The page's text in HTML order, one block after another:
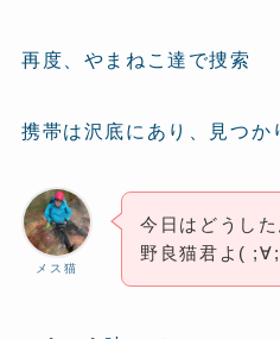
再度、やまねこ達で捜索
携帯は沢底にあり、見つか
メス猫
今日はどうした
野良猫君よ(